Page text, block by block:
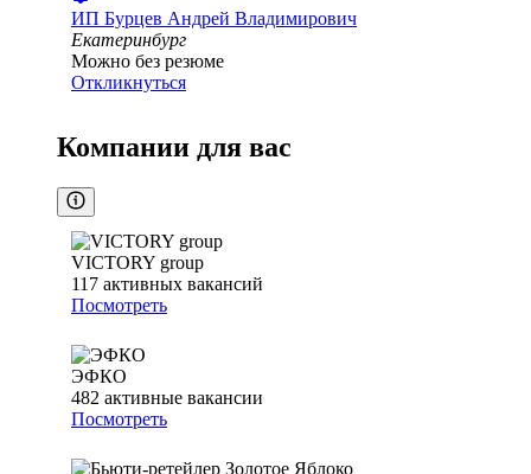
ИП Бурцев Андрей Владимирович
Екатеринбург
Можно без резюме
Откликнуться
Компании для вас
VICTORY group
117 активных вакансий
Посмотреть
ЭФКО
482 активные вакансии
Посмотреть